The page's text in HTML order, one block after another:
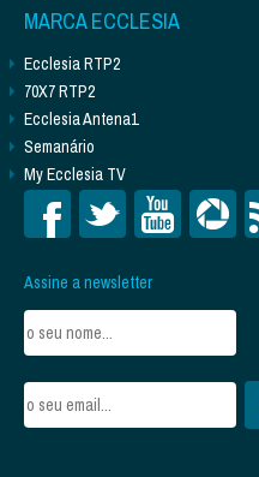
MARCA ECCLESIA
Ecclesia RTP2
70X7 RTP2
Ecclesia Antena1
Semanário
My Ecclesia TV
Assine a newsletter